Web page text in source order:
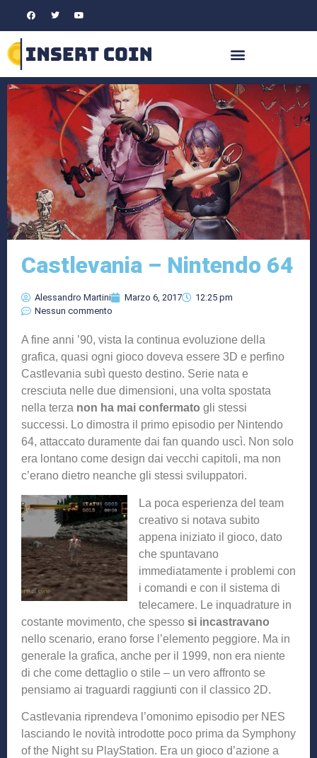
Castlevania – Nintendo 64
Alessandro Martini Marzo 6, 2017
12:25 pm
Nessun commento
A fine anni ’90, vista la continua evoluzione della
grafica, quasi ogni gioco doveva essere 3D e perfino
Castlevania subì questo destino. Serie nata e
cresciuta nelle due dimensioni, una volta spostata
nella terza non ha mai confermato gli stessi
successi. Lo dimostra il primo episodio per Nintendo
64, attaccato duramente dai fan quando uscì. Non solo
era lontano come design dai vecchi capitoli, ma non
c’erano dietro neanche gli stessi sviluppatori.
La poca esperienza del team
creativo si notava subito
appena iniziato il gioco, dato
che spuntavano
immediatamente i problemi con
i comandi e con il sistema di
telecamere. Le inquadrature in
costante movimento, che spesso si incastravano
nello scenario, erano forse l’elemento peggiore. Ma in
generale la grafica, anche per il 1999, non era niente
di che come dettaglio o stile – un vero affronto se
pensiamo ai traguardi raggiunti con il classico 2D.
Castlevania riprendeva l’omonimo episodio per NES
lasciando le novità introdotte poco prima da Symphony
of the Night su PlayStation. Era un gioco d’azione a